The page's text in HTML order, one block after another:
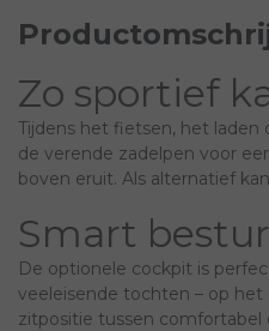
Zo sportief
Tijdens het fietsen, het
de verende zadelpen voor
boven eruit. Als alternatief
Smart
De optionele cockpit is
veeleisende tochten – op
zitpositie tussen comfortabel